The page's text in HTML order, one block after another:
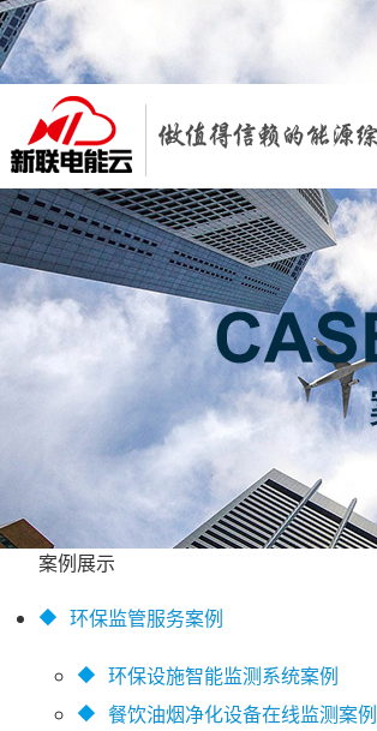
案例展示
◆ 环保监管服务案例
◆ 环保设施智能监测系统案例
◆ 餐饮油烟净化设备在线监测案例